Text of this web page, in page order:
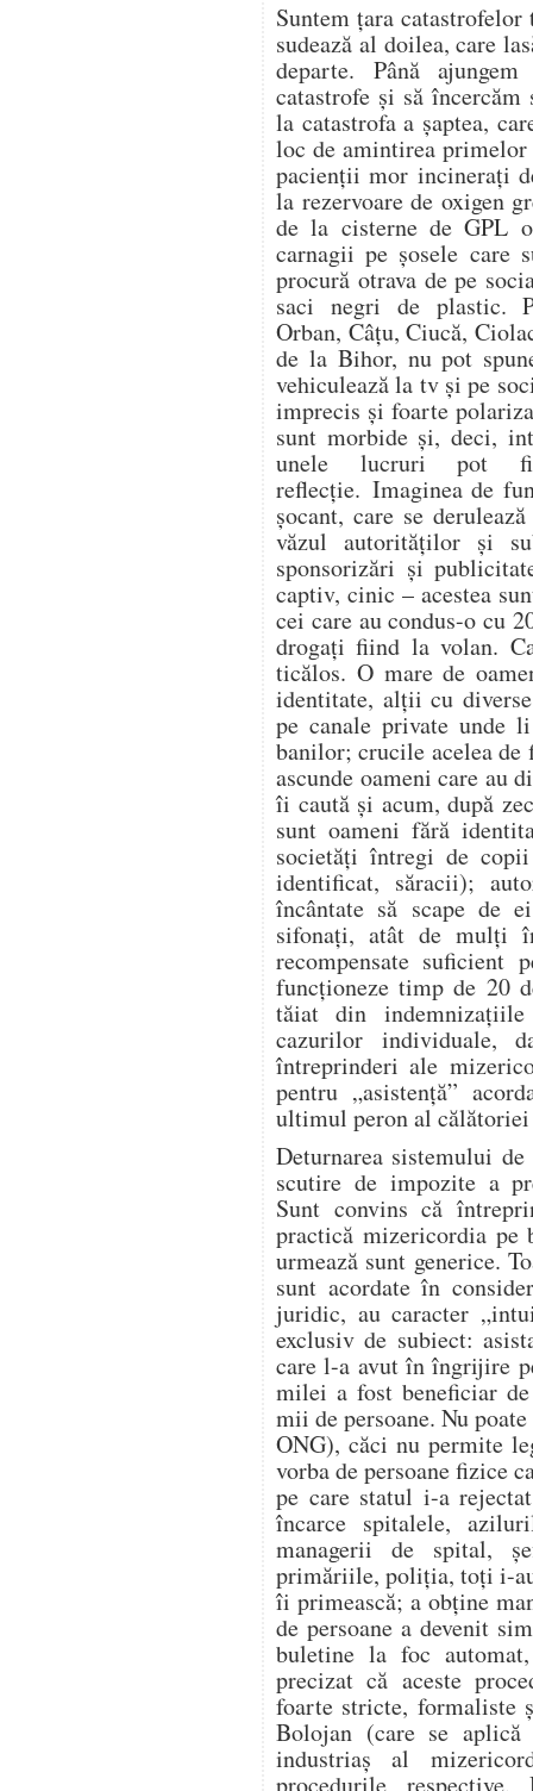
Suntem țara
sudează al doilea, care
departe. Până
catastrofe și să
la catastrofa a șaptea,
loc de amintirea
pacienții mor incinerați
la rezervoare de oxigen
de la cisterne de GPL
carnagii pe șosele care
procură otrava de pe
saci negri de plastic.
Orban, Câțu, Ciucă,
de la Bihor, nu pot
vehiculează la tv și pe
imprecis și foarte
sunt morbide și, deci,
unele lucruri pot
reflecție. Imaginea de
șocant, care se
văzul autorităților și
sponsorizări și
captiv, cinic – acestea
cei care au condus-o cu
drogați fiind la volan.
ticălos. O mare de
identitate, alții cu
pe canale private unde
banilor; crucile acelea de
ascunde oameni care au
îi caută și acum, după
sunt oameni fără
societăți întregi de
identificat, săracii);
încântate să scape de
sifonați, atât de mulți
recompensate suficient
funcționeze timp de 20
tăiat din
cazurilor individuale,
întreprinderi ale
pentru „asistență”
ultimul peron al
Deturnarea sistemului
scutire de impozite a
Sunt convins că
practică mizericordia pe
urmează sunt generice.
sunt acordate în
juridic, au caracter
exclusiv de subiect:
care l-a avut în îngrijire
milei a fost beneficiar
mii de persoane. Nu
ONG), căci nu permite
vorba de persoane fizice
pe care statul i-a
încarce spitalele,
managerii de spital,
primăriile, poliția, toți i-
îi primească; a obține
de persoane a devenit
buletine la foc
precizat că aceste
foarte stricte, formaliste
Bolojan (care se
industriaș al
procedurile